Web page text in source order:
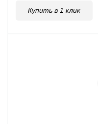
Купить в 1 клик